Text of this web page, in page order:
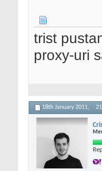
trist
proxy-uri
18th January 2011,